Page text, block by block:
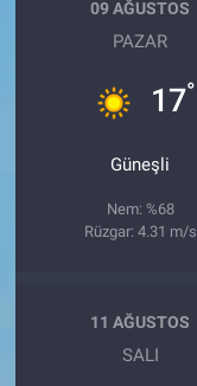
09 AĞUSTOS
PAZAR
17°
Güneşli
Nem: %68
Rüzgar: 4.31 m/s
11 AĞUSTOS
SALI